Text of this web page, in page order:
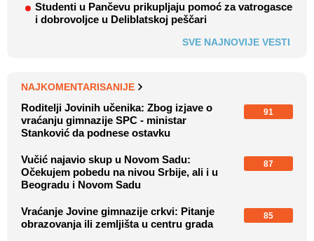
Studenti u Pančevu prikupljaju pomoć za vatrogasce
i dobrovoljce u Deliblatskoj peščari
SVE NAJNOVIJE VESTI
NAJKOMENTARISANIJE
Roditelji Jovinih učenika: Zbog izjave o
vraćanju gimnazije SPC - ministar
Stanković da podnese ostavku
91
Vučić najavio skup u Novom Sadu:
Očekujem pobedu na nivou Srbije, ali i u
Beogradu i Novom Sadu
87
Vraćanje Jovine gimnazije crkvi: Pitanje
obrazovanja ili zemljišta u centru grada
85